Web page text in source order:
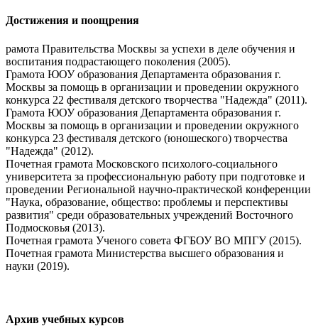
Достижения и поощрения
рамота Правительства Москвы за успехи в деле обучения и
воспитания подрастающего поколения (2005).
Грамота ЮОУ образования Департамента образования г.
Москвы за помощь в организации и проведении окружного
конкурса 22 фестиваля детского творчества "Надежда" (2011).
Грамота ЮОУ образования Департамента образования г.
Москвы за помощь в организации и проведении окружного
конкурса 23 фестиваля детского (юношеского) творчества
"Надежда" (2012).
Почетная грамота Московского психолого-социального
университета за профессиональную работу при подготовке и
проведении Региональной научно-практической конференции
"Наука, образование, общество: проблемы и перспективы
развития" среди образовательных учреждений Восточного
Подмосковья (2013).
Почетная грамота Ученого совета ФГБОУ ВО МПГУ (2015).
Почетная грамота Министерства высшего образования и
науки (2019).
Архив учебных курсов